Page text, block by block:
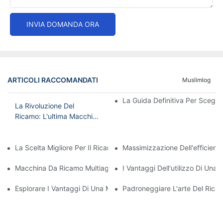
INVIA DOMANDA ORA
ARTICOLI RACCOMANDATI Muslimlog
La Rivoluzione Del
Ricamo: L'ultima Macchina
La Guida Definitiva Per
La Scelta Migliore Per Il Ricamo Domestico: La Migliore
Massimizzazione
Macchina Da Ricamo Multiago Conveniente: Un'opzione
I Vantaggi Dell'utilizzo Di Una
Esplorare I Vantaggi Di Una Macchina Da Ricamo Multi-Ago
Padroneggiare L'arte Del